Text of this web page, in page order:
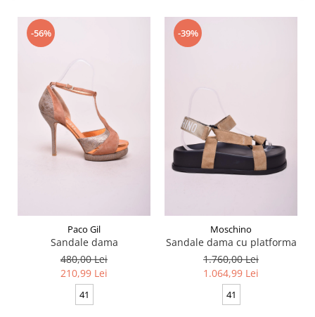
-56%
Paco Gil
Sandale dama
480,00 Lei
210,99 Lei
41
-39%
Moschino
Sandale dama cu platforma
1.760,00 Lei
1.064,99 Lei
41